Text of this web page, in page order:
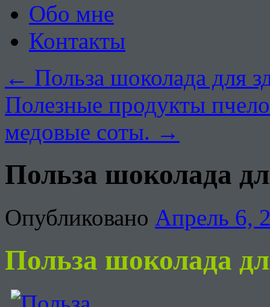
Обо мне
Контакты
← Польза шоколада для
Полезные продукты
медовые соты. →
Польза шоколада
Опубликовано Апрель 6,
Польза